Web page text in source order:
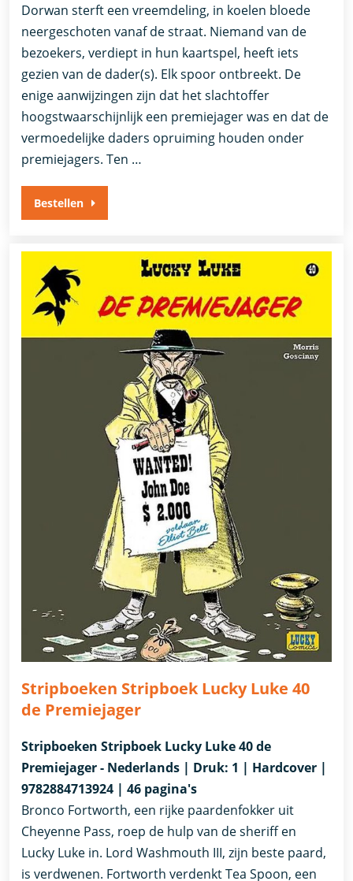
Dorwan sterft een vreemdeling, in koelen bloede
neergeschoten vanaf de straat. Niemand van de
bezoekers, verdiept in hun kaartspel, heeft iets
gezien van de dader(s). Elk spoor ontbreekt. De
enige aanwijzingen zijn dat het slachtoffer
hoogstwaarschijnlijk een premiejager was en dat de
vermoedelijke daders opruiming houden onder
premiejagers. Ten …
Bestellen
Stripboeken Stripboek Lucky Luke 40
de Premiejager
Stripboeken Stripboek Lucky Luke 40 de
Premiejager - Nederlands | Druk: 1 | Hardcover |
9782884713924 | 46 pagina's
Bronco Fortworth, een rijke paardenfokker uit
Cheyenne Pass, roep de hulp van de sheriff en
Lucky Luke in. Lord Washmouth III, zijn beste paard,
is verdwenen. Fortworth verdenkt Tea Spoon, een